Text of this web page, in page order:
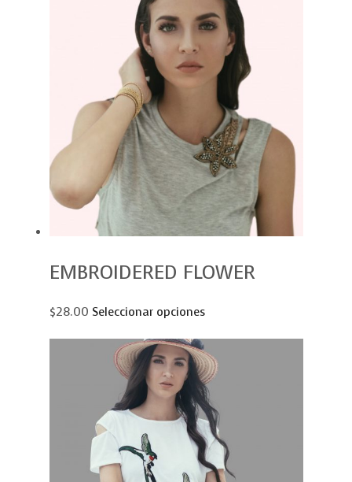
EMBROIDERED FLOWER
$28.00 Seleccionar opciones